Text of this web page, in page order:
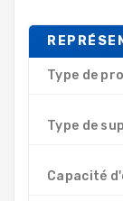
Type de
Type de
Capacité